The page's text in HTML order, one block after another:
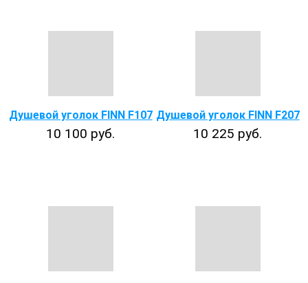
Душевой уголок FINN F107
10 100 руб.
Душевой уголок FINN F207
10 225 руб.